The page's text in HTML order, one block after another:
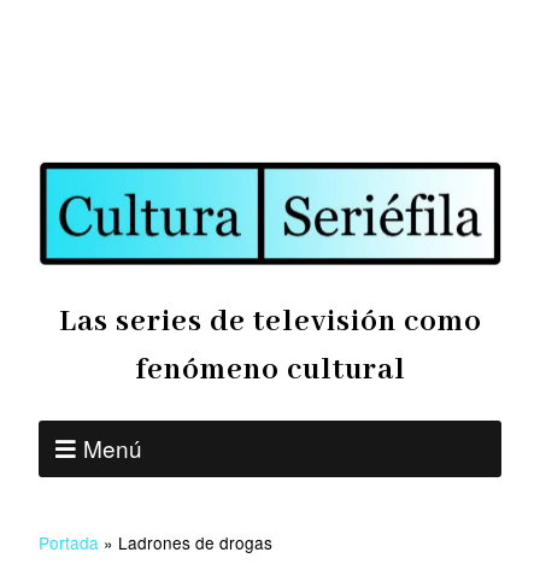
Las series de televisión como
fenómeno cultural
Menú
Portada » Ladrones de drogas